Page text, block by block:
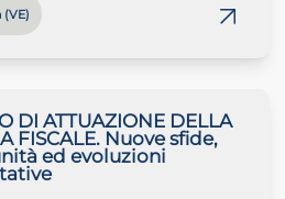
(VE)
DI ATTUAZIONE DELLA
FISCALE. Nuove sfide,
ed evoluzioni